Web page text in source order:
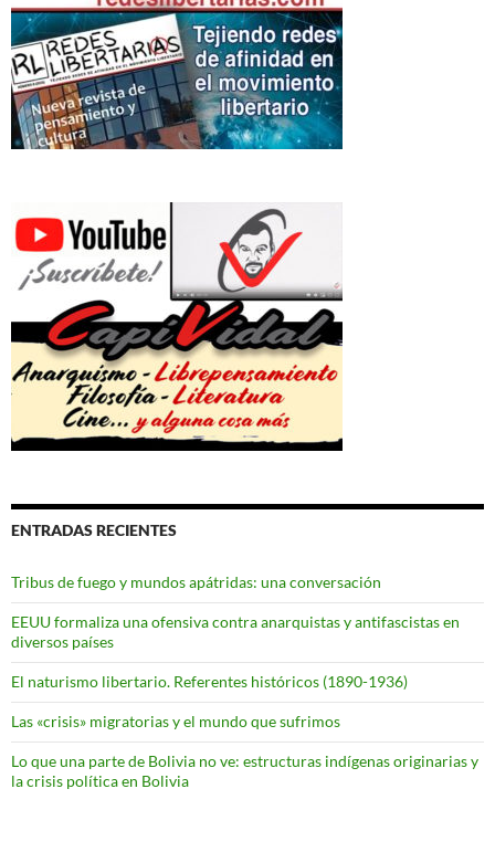
ENTRADAS RECIENTES
Tribus de fuego y mundos apátridas: una conversación
EEUU formaliza una ofensiva contra anarquistas y antifascistas en
diversos países
El naturismo libertario. Referentes históricos (1890-1936)
Las «crisis» migratorias y el mundo que sufrimos
Lo que una parte de Bolivia no ve: estructuras indígenas originarias y
la crisis política en Bolivia